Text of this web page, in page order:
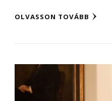
OLVASSON TOVÁBB